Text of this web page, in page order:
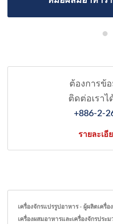
ต้องการข้
ติดต่อเรา
+886-2-
รายละเอี
เครื่องจักรแปรรูปอาหาร - ผู้ผลิตเครื่
เครื่องผสมอาหารและเครื่องจักรปร